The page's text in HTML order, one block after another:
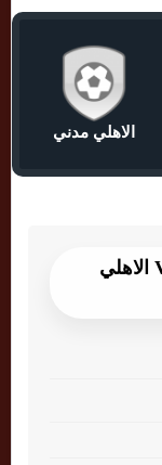
الاهلي مدني
بطاقة مباراة النجم الساحلي Vs الاهلي